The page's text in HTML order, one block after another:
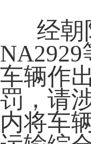
经朝
车辆作
罚，请
内将车